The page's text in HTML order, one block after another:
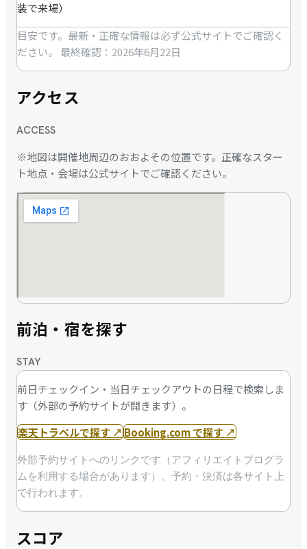
装で来場）
目安です。最新・正確な情報は必ず公式サイトでご確認く
ださい。
最終確認：2026年6月22日
アクセス
ACCESS
※地図は開催地周辺のおおよその位置です。正確なスター
ト地点・会場は公式サイトでご確認ください。
前泊・宿を探す
STAY
前日チェックイン・当日チェックアウトの日程で検索しま
す（外部の予約サイトが開きます）。
楽天トラベルで探す ↗Booking.com で探す ↗
外部予約サイトへのリンクです（アフィリエイトプログラ
ムを利用する場合があります）。予約・決済は各サイト上
で行われます。
スコア